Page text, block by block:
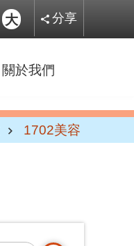
大 分享
關於我們
1702美容